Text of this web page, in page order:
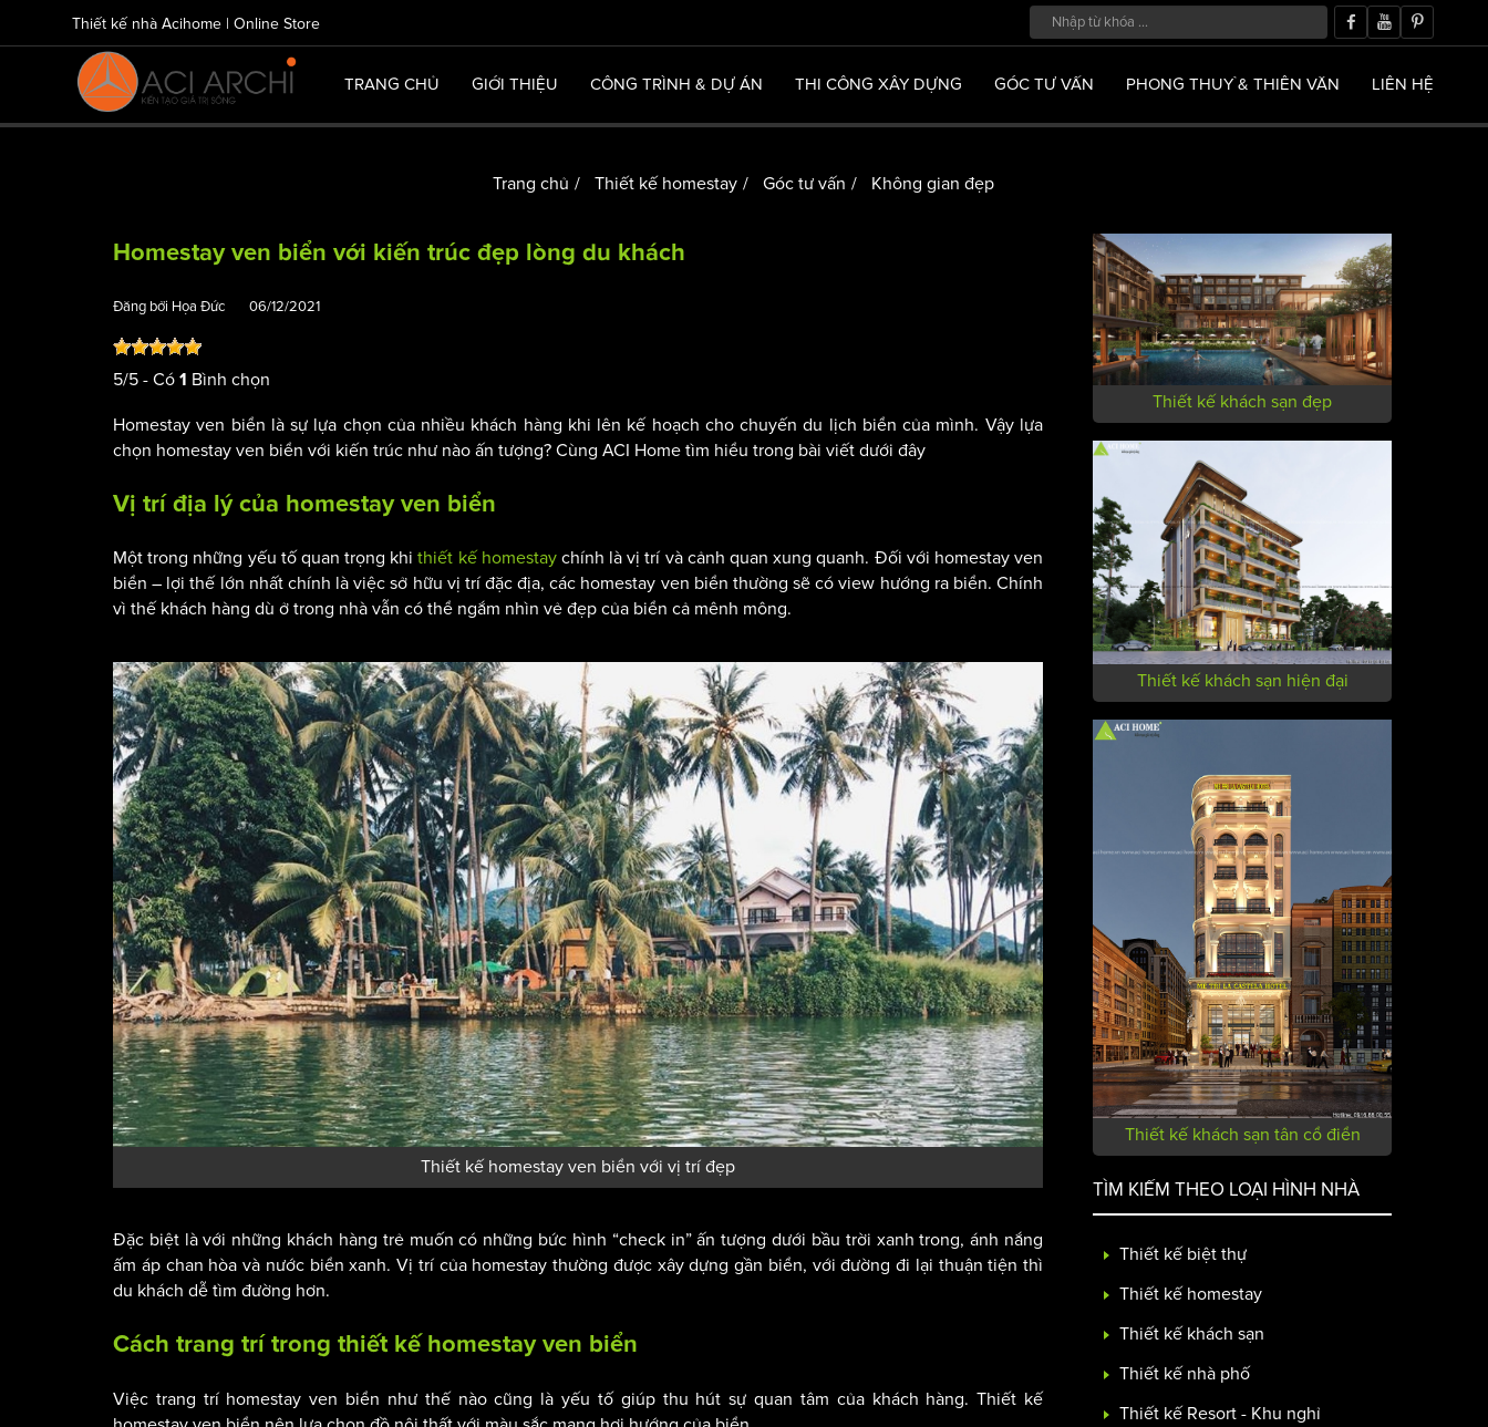
Thiết kế nhà Acihome | Online Store
TRANG CHỦ GIỚI THIỆU CÔNG TRÌNH & DỰ ÁN THI CÔNG XÂY DỰNG GÓC TƯ VẤN PHONG THUỶ & THIÊN VĂN LIÊN HỆ
Trang chủ Thiết kế homestay Góc tư vấn Không gian đẹp
Homestay ven biển với kiến trúc đẹp lòng du khách
Đăng bởi Họa Đức 06/12/2021
5/5 - Có 1 Bình chọn
Homestay ven biển là sự lựa chọn của nhiều khách hàng khi lên kế hoạch cho chuyến du lịch biển của mình. Vậy lựa
chọn homestay ven biển với kiến trúc như nào ấn tượng? Cùng ACI Home tìm hiểu trong bài viết dưới đây
Vị trí địa lý của homestay ven biển
Một trong những yếu tố quan trọng khithiết kế homestaychính là vị trí và cảnh quan xung quanh. Đối với homestay ven
biển – lợi thế lớn nhất chính là việc sở hữu vị trí đặc địa, các homestay ven biển thường sẽ có view hướng ra biển. Chính
vì thế khách hàng dù ở trong nhà vẫn có thể ngắm nhìn vẻ đẹp của biển cả mênh mông.
Thiết kế homestay ven biển với vị trí đẹp
Đặc biệt là với những khách hàng trẻ muốn có những bức hình “check in” ấn tượng dưới bầu trời xanh trong, ánh nắng
ấm áp chan hòa và nước biển xanh. Vị trí của homestay thường được xây dựng gần biển, với đường đi lại thuận tiện thì
du khách dễ tìm đường hơn.
Cách trang trí trong thiết kế homestay ven biển
Việc trang trí homestay ven biển như thế nào cũng là yếu tố giúp thu hút sự quan tâm của khách hàng. Thiết kế
Thiết kế khách sạn đẹp
Thiết kế khách sạn hiện đại
Thiết kế khách sạn tân cổ điển
TÌM KIẾM THEO LOẠI HÌNH NHÀ
Thiết kế biệt thự
Thiết kế homestay
Thiết kế khách sạn
Thiết kế nhà phố
Thiết kế Resort - Khu nghỉ